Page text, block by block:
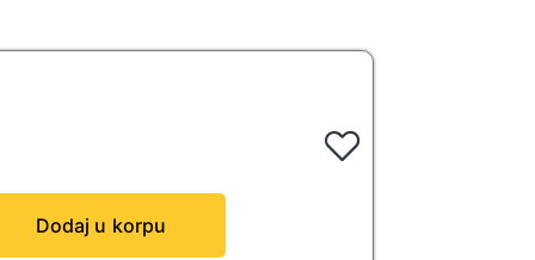
Dodaj u korpu